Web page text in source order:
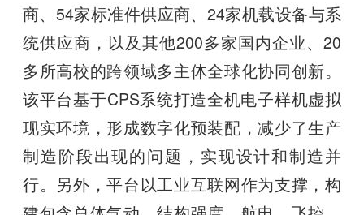
商、54家标准件供应商、24家机载设备与系
统供应商，以及其他200多家国内企业、20
多所高校的跨领域多主体全球化协同创新。
该平台基于CPS系统打造全机电子样机虚拟
现实环境，形成数字化预装配，减少了生产
制造阶段出现的问题，实现设计和制造并
行。另外，平台以工业互联网作为支撑，构